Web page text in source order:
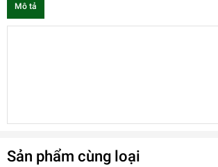
Mô tả
Sản phẩm cùng loại